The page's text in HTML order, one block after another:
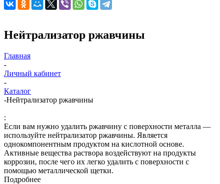
Нейтрализатор ржавчины
Главная
-
Личный кабинет
-
Каталог
-Нейтрализатор ржавчины
:
Если вам нужно удалить ржавчину с поверхности металла —
используйте нейтрализатор ржавчины. Является
однокомпонентным продуктом на кислотной основе.
Активные вещества раствора воздействуют на продукты
коррозии, после чего их легко удалить с поверхности с
помощью металлической щетки.
Подробнее